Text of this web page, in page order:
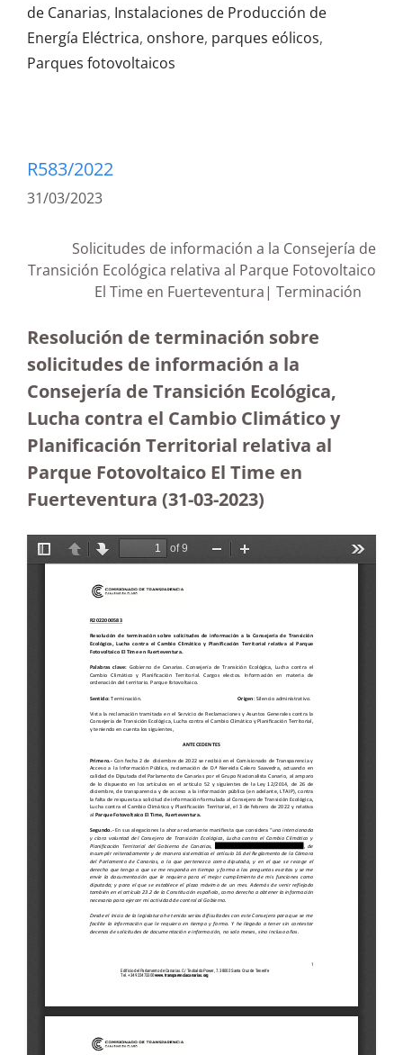
de Canarias, Instalaciones de Producción de
Energía Eléctrica, onshore, parques eólicos,
Parques fotovoltaicos
R583/2022
31/03/2023
Solicitudes de información a la Consejería de
Transición Ecológica relativa al Parque Fotovoltaico
El Time en Fuerteventura| Terminación
Resolución de terminación sobre
solicitudes de información a la
Consejería de Transición Ecológica,
Lucha contra el Cambio Climático y
Planificación Territorial relativa al
Parque Fotovoltaico El Time en
Fuerteventura (31-03-2023)